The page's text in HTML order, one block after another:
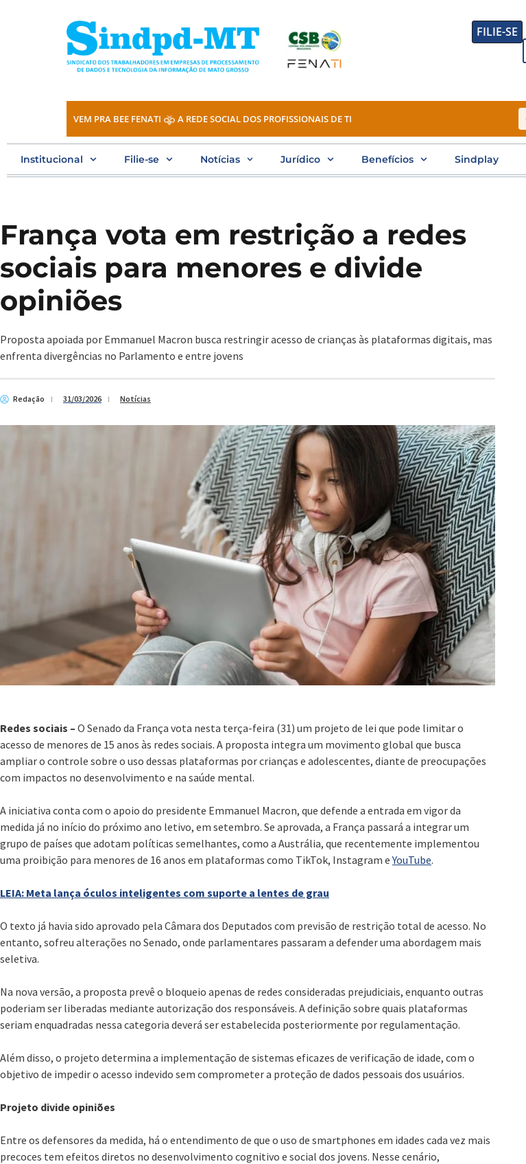
FILIE-SE
VEM PRA BEE FENATI A REDE SOCIAL DOS PROFISSIONAIS DE TI
Institucional Filie-se Notícias Jurídico Benefícios Sindplay
França vota em restrição a redes
sociais para menores e divide
opiniões
Proposta apoiada por Emmanuel Macron busca restringir acesso de crianças às plataformas digitais, mas
enfrenta divergências no Parlamento e entre jovens
Redação 31/03/2026 Notícias
Redes sociais – O Senado da França vota nesta terça-feira (31) um projeto de lei que pode limitar o
acesso de menores de 15 anos às redes sociais. A proposta integra um movimento global que busca
ampliar o controle sobre o uso dessas plataformas por crianças e adolescentes, diante de preocupações
com impactos no desenvolvimento e na saúde mental.
A iniciativa conta com o apoio do presidente Emmanuel Macron, que defende a entrada em vigor da
medida já no início do próximo ano letivo, em setembro. Se aprovada, a França passará a integrar um
grupo de países que adotam políticas semelhantes, como a Austrália, que recentemente implementou
uma proibição para menores de 16 anos em plataformas como TikTok, Instagram eYouTube.
LEIA: Meta lança óculos inteligentes com suporte a lentes de grau
O texto já havia sido aprovado pela Câmara dos Deputados com previsão de restrição total de acesso. No
entanto, sofreu alterações no Senado, onde parlamentares passaram a defender uma abordagem mais
seletiva.
Na nova versão, a proposta prevê o bloqueio apenas de redes consideradas prejudiciais, enquanto outras
poderiam ser liberadas mediante autorização dos responsáveis. A definição sobre quais plataformas
seriam enquadradas nessa categoria deverá ser estabelecida posteriormente por regulamentação.
Além disso, o projeto determina a implementação de sistemas eficazes de verificação de idade, com o
objetivo de impedir o acesso indevido sem comprometer a proteção de dados pessoais dos usuários.
Projeto divide opiniões
Entre os defensores da medida, há o entendimento de que o uso de smartphones em idades cada vez mais
precoces tem efeitos diretos no desenvolvimento cognitivo e social dos jovens. Nesse cenário,